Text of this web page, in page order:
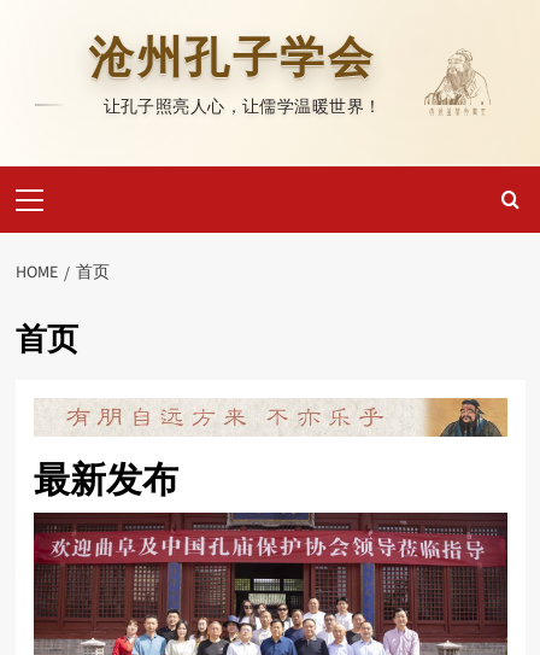
沧州孔子学会
让孔子照亮人心，让儒学温暖世界！
Menu
HOME 首页
首页
最新发布